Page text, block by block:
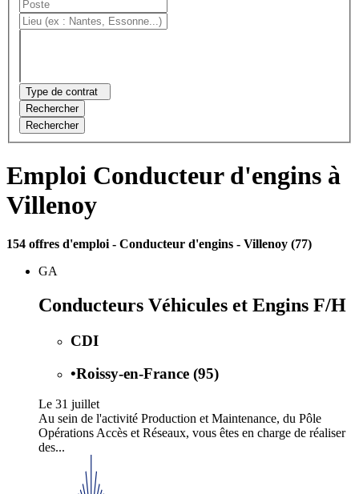
Type de contrat
Rechercher
Rechercher
Emploi Conducteur d'engins à
Villenoy
154 offres d'emploi - Conducteur d'engins - Villenoy (77)
GA
Conducteurs Véhicules et Engins F/H
CDI
•Roissy-en-France (95)
Le 31 juillet
Au sein de l'activité Production et Maintenance, du Pôle
Opérations Accès et Réseaux, vous êtes en charge de réaliser
des...